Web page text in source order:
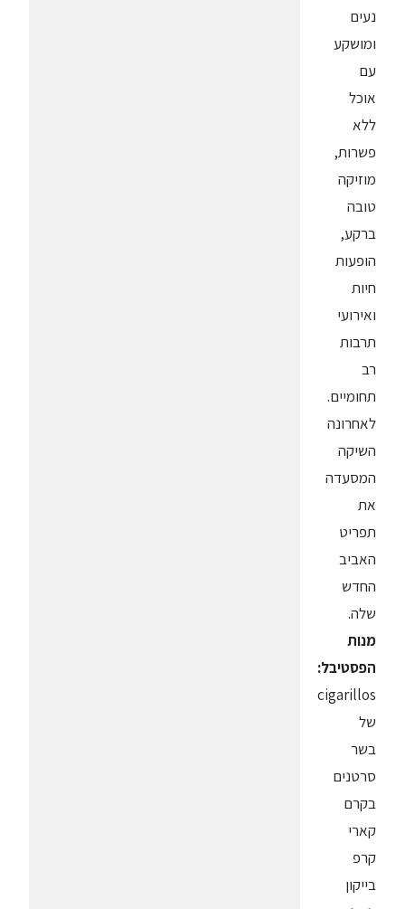
נעים
ומושקע
עם
אוכל
ללא
פשרות,
מוזיקה
טובה
ברקע,
הופעות
חיות
ואירועי
תרבות
רב
תחומיים.
לאחרונה
השיקה
המסעדה
את
תפריט
האביב
החדש
שלה.
מנות
הפסטיבל:
cigarillos
של
בשר
סרטנים
בקרם
קארי
קרפ
בייקון